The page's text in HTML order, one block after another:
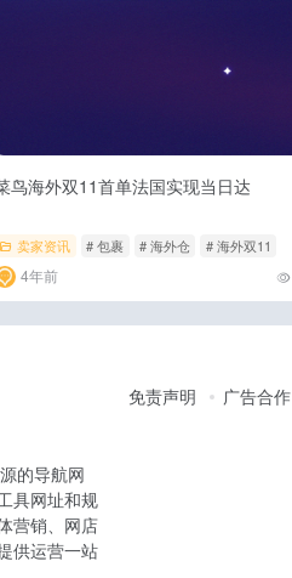
鸟海外双11首单法国实现当日达
卖家资讯 # 包裹 # 海外仓 # 海外双11
4年前
的导航网
具网址和规
营销、网店
供运营一站
免责声明 广告合作